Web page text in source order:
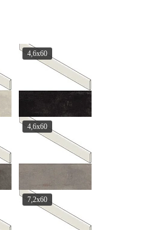
4,6x60
4,6x60
7,2x60